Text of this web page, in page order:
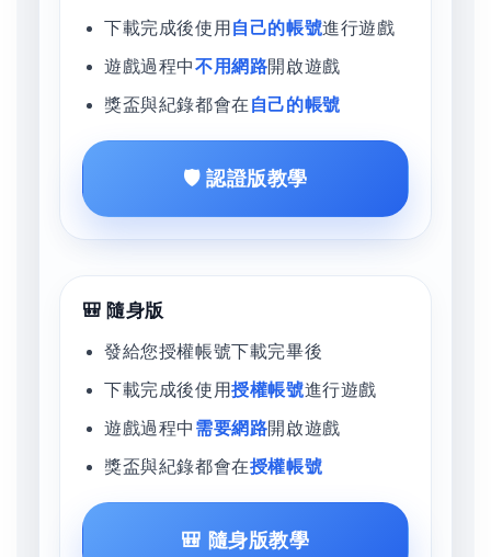
下載完成後使用 自己的帳號進行遊戲
遊戲過程中不用網路開啟遊戲
獎盃與紀錄都會在 自己的帳號
🛡️ 認證版教學
🎒 隨身版
發給您授權帳號下載完畢後
下載完成後使用授權帳號進行遊戲
遊戲過程中 需要網路開啟遊戲
獎盃與紀錄都會在授權帳號
🎒 隨身版教學